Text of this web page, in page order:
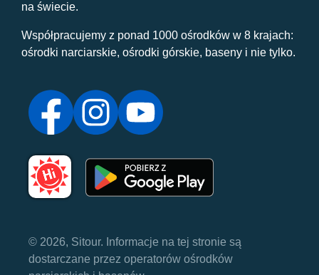
na świecie.
Współpracujemy z ponad 1000 ośrodków w 8 krajach:
ośrodki narciarskie, ośrodki górskie, baseny i nie tylko.
© 2026, Sitour. Informacje na tej stronie są
dostarczane przez operatorów ośrodków